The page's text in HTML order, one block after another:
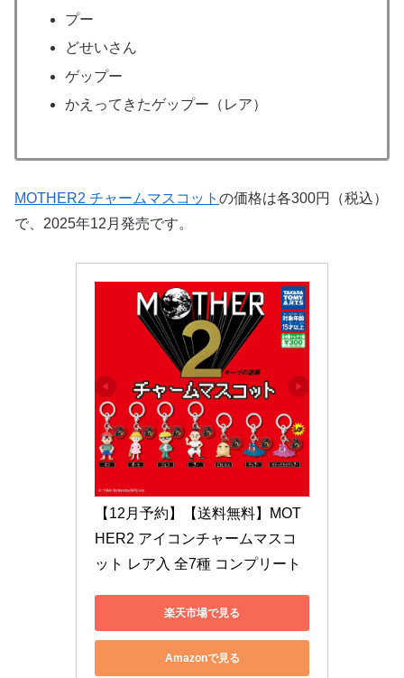
プー
どせいさん
ゲップー
かえってきたゲップー（レア）
MOTHER2 チャームマスコット の価格は各300円（税込）
で、2025年12月発売です。
【12月予約】【送料無料】MOT
HER2 アイコンチャームマスコ
ット レア入 全7種 コンプリート
楽天市場で見る
Amazonで見る